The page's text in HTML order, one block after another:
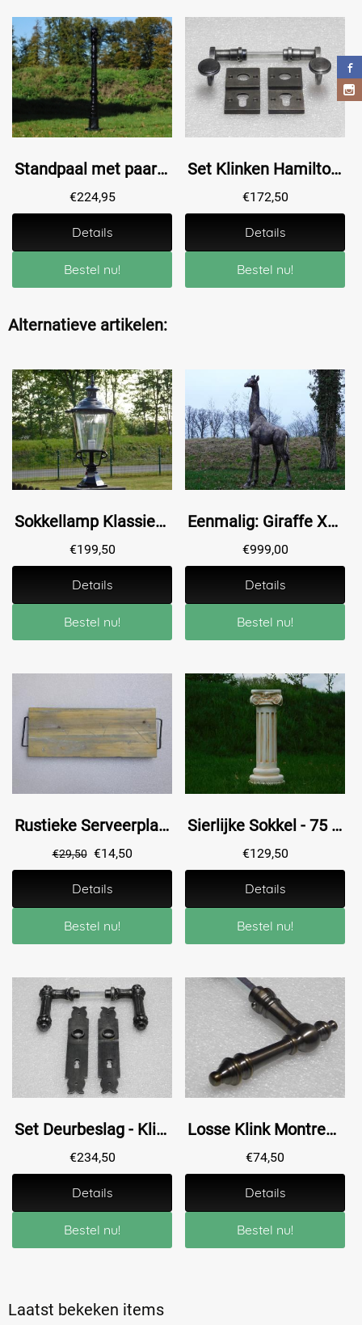
Standpaal met paardenhoofd - zwart - gietijzer. Laatste !!
€224,95
Details
Bestel nu!
Set Klinken Hamilton + Klink- en- Slotrozetten Vierkant - Gietijzer Verzinkt
€172,50
Details
Bestel nu!
Alternatieve artikelen:
Sokkellamp Klassiek - 70 cm - Zwart - Alu met Messing
€199,50
Details
Bestel nu!
Eenmalig: Giraffe XL - 180 cm - Polystone
€999,00
Details
Bestel nu!
Rustieke Serveerplank – 51 × 20 cm – Met Handvaten
€29,50 €14,50
Details
Bestel nu!
Sierlijke Sokkel - 75 cm - Polystone
€129,50
Details
Bestel nu!
Set Deurbeslag - Klinken Oxford + Deurplaten Baron BB 72 - Gietijzer Verzinkt
€234,50
Details
Bestel nu!
Losse Klink Montreux - Donker Gepatineerd Messing
€74,50
Details
Bestel nu!
Laatst bekeken items